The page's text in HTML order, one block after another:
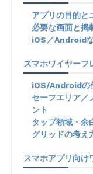
アプリの目的と
必要な画面と掲
iOS／Android
スマホワイヤーフ
iOS/Androidの
セーフエリア／
ント
タップ領域・余
グリッドの考え
スマホアプリ向け